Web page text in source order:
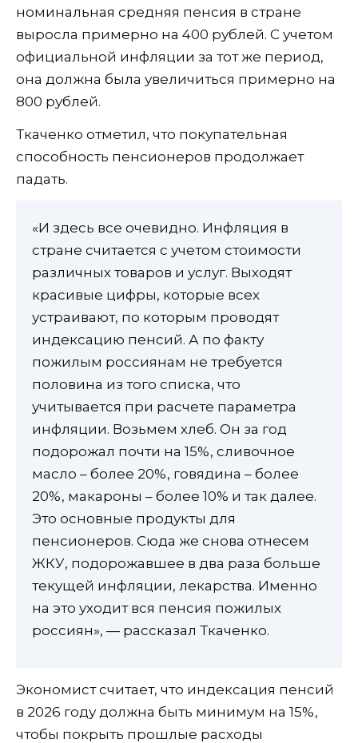
номинальная средняя пенсия в стране
выросла примерно на 400 рублей. С учетом
официальной инфляции за тот же период,
она должна была увеличиться примерно на
800 рублей.
Ткаченко отметил, что покупательная
способность пенсионеров продолжает
падать.
«И здесь все очевидно. Инфляция в
стране считается с учетом стоимости
различных товаров и услуг. Выходят
красивые цифры, которые всех
устраивают, по которым проводят
индексацию пенсий. А по факту
пожилым россиянам не требуется
половина из того списка, что
учитывается при расчете параметра
инфляции. Возьмем хлеб. Он за год
подорожал почти на 15%, сливочное
масло – более 20%, говядина – более
20%, макароны – более 10% и так далее.
Это основные продукты для
пенсионеров. Сюда же снова отнесем
ЖКУ, подорожавшее в два раза больше
текущей инфляции, лекарства. Именно
на это уходит вся пенсия пожилых
россиян», — рассказал Ткаченко.
Экономист считает, что индексация пенсий
в 2026 году должна быть минимум на 15%,
чтобы покрыть прошлые расходы